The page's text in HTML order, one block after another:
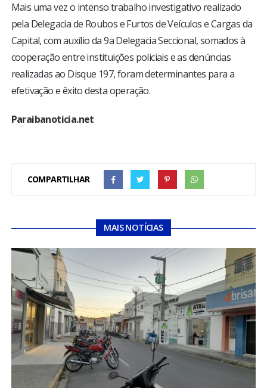
Mais uma vez o intenso trabalho investigativo realizado
pela Delegacia de Roubos e Furtos de Veículos e Cargas da
Capital, com auxílio da 9a Delegacia Seccional, somados à
cooperação entre instituições policiais e as denúncias
realizadas ao Disque 197, foram determinantes para a
efetivação e êxito desta operação.
Paraibanoticia.net
COMPARTILHAR
MAIS NOTÍCIAS